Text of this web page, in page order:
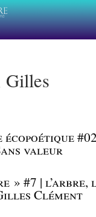
Gilles
écopoétique
valeur
» #7 | l’arbre,
Clément